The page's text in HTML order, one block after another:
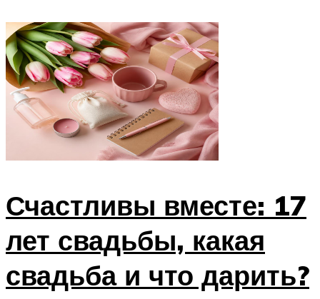
Счастливы вместе: 17
лет свадьбы, какая
свадьба и что дарить?